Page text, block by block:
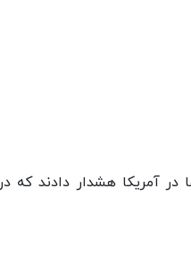
آمریکا هشدار دادند که در